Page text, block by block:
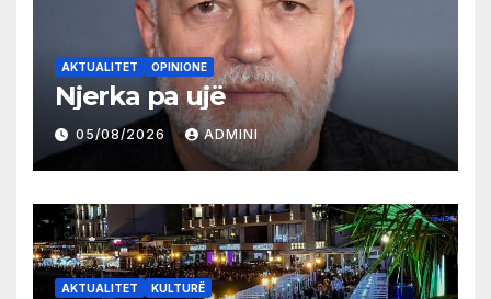
AKTUALITET OPINIONE
Njerka pa ujë
05/08/2026 ADMINI
AKTUALITET KULTURË